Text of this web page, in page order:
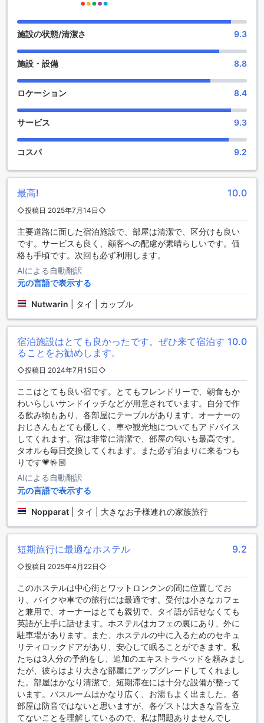
ザ ガレージのエンターテイメント施設
ザ ガレージでは、宿泊客がリラックスしながら楽しめるエン
の中でのくつろぎのひとときを提供し、緑に囲まれた空間で
心地よい風を感じながら、読書や軽食を楽しむことができま
す。庭園は、静かな環境で友人や家族と過ごすのにぴったり
の場所です。
者同士の交流を促進します。快適なソファに座りながら、最
新の映画やスポーツイベントを楽しむことができ、旅の疲れ
を癒すことができます。ザ ガレージでは、リラックスした雰
囲気の中で、充実したエンターテイメント体験をお楽しみい
ザ ガレージでは、快適な滞在をサポートするために、さまざ
まな便利な施設をご用意しています。まず、全客室で無料の
Wi-Fiを利用できるため、旅行中もインターネットに接続しや
すく、仕事やプライベートでのコミュニケーションがスムー
ズに行えます。また、公共エリアでもWi-Fiが利用可能で、ロ
ビーや共用スペースでリラックスしながらオンラインでの情
報収集や友人との連絡を楽しむことができます。
さらに、荷物の保管サービスも充実しており、チェックイン
前やチェックアウト後に荷物を預けることができるため、観
提供されているため、清潔感のある快適な空間で過ごせるの
も嬉しいポイントです。喫煙者の方には、指定された喫煙エ
リアが設けられており、周囲に配慮しながらリラックスでき
ザ ガレージの交通施設
ザ ガレージでは、快適な滞在をサポートするために充実した
交通施設を提供しています。まず、宿泊者専用の無料駐車場
が完備されており、車でのアクセスが便利です。駐車場は敷
地内にあり、安心して自分の車を停めることができます。自
家用車で訪れる方には、ストレスフリーな自動車移動を実現
します。
さらに、タクシーサービスも利用可能で、周辺の観光地やレ
ストランへのアクセスが非常にスムーズです。必要な際に
は、フロントスタッフが迅速にタクシーを手配してくれるた
め、移動の手間を心配することなく、観光やビジネスに集中
できます。ザ ガレージは、交通の便が良く、訪れるすべての
ザ ガレージの客室設備
ザ ガレージでは、快適な滞在を実現するために、各客室に充
実した設備が整っています。エアコン完備の客室は、タイの
暑い気候でも心地よい空間を提供し、ゆったりとした時間を
過ごすことができます。テレビや衛星放送のチャンネルを楽
しむことで、リラックスしたひとときをお過ごしいただけま
す。
また、客室には無料のボトルウォーターやインスタントコー
ヒーが用意されており、いつでも好きな時にリフレッシュで
きます。バスルームには、必要なトイレタリーが揃ってお
り、清潔なリネンやタオルも完備されています。これらの設
備が整ったザ ガレージは、訪れるすべてのゲストにとって理
想的な滞在先です。
施設の状態/清潔さ 9.3
施設・設備 8.8
ロケーション 8.4
サービス 9.3
コスパ 9.2
最高! 10.0
◇投稿日 2025年7月14日◇
主要道路に面した宿泊施設で、部屋は清潔で、区分けも良い
です。サービスも良く、顧客への配慮が素晴らしいです。価
格も手頃です。次回も必ず利用します。
AIによる自動翻訳
元の言語で表示する
Nutwarin タイ | カップル
宿泊施設はとても良かったです。ぜひ来て宿泊す
ることをお勧めします。
10.0
◇投稿日 2024年7月15日◇
ここはとても良い宿です。とてもフレンドリーで、朝食もか
わいらしいサンドイッチなどが用意されています。自分で作
る飲み物もあり、各部屋にテーブルがあります。オーナーの
おじさんもとても優しく、車や観光地についてもアドバイス
してくれます。宿は非常に清潔で、部屋の匂いも最高です。
タオルも毎日交換してくれます。また必ず泊まりに来るつも
りです💗🤟🏼
AIによる自動翻訳
元の言語で表示する
Nopparat タイ | 大きなお子様連れの家族旅行
短期旅行に最適なホステル 9.2
◇投稿日 2025年4月22日◇
このホステルは中心街とワットロンクンの間に位置してお
り、バイクや車での旅行には最適です。受付は小さなカフェ
と兼用で、オーナーはとても親切で、タイ語が話せなくても
英語が上手に話せます。ホステルはカフェの裏にあり、外に
駐車場があります。また、ホステルの中に入るためのセキュ
リティロックドアがあり、安心して眠ることができます。私
たちは3人分の予約をし、追加のエキストラベッドを頼みまし
たが、彼らはより大きな部屋にアップグレードしてくれまし
た。部屋はかなり清潔で、短期滞在には十分な設備が整って
います。バスルームはかなり広く、お湯もよく出ました。各
部屋は防音ではないと思いますが、各ゲストは大きな音を立
てないことを理解しているので、私は問題ありませんでし